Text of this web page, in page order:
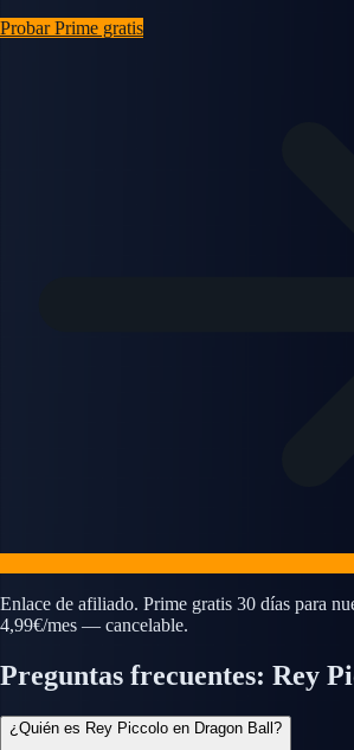
Probar Prime gratis
Enlace de afiliado. Prime gratis 30 días para
4,99€/mes — cancelable.
Preguntas frecuentes: Rey
¿Quién es Rey Piccolo en Dragon Ball?